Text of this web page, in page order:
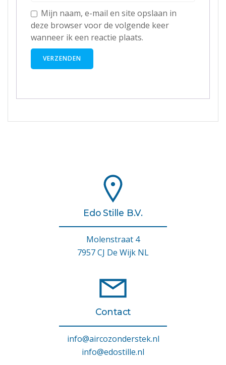
Mijn naam, e-mail en site opslaan in
deze browser voor de volgende keer
wanneer ik een reactie plaats.
Edo Stille B.V.
Molenstraat 4
7957 CJ De Wijk NL
Contact
info@aircozonderstek.nl
info@edostille.nl